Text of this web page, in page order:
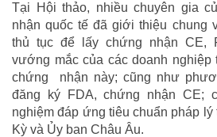
Tại Hội thảo, nhiều chuyên gia
nhận quốc tế đã giới thiệu chung
thủ tục để lấy chứng nhận CE,
vướng mắc của các doanh nghiệp
chứng nhận này; cũng như
đăng ký FDA, chứng nhận CE;
nghiệm đáp ứng tiêu chuẩn pháp
Kỳ và Ủy ban Châu Âu.